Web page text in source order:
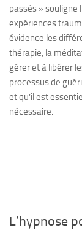
passés » souligne
expériences
évidence les
thérapie, la
gérer et à libérer
processus de
et qu’il est
nécessaire.
L’hypnose